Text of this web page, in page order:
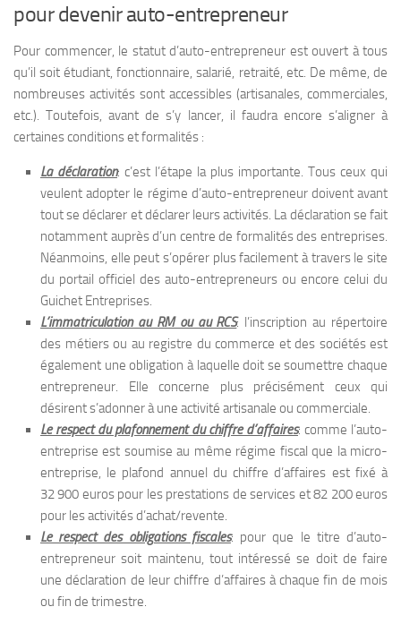
pour devenir auto-entrepreneur
Pour commencer, le statut d’auto-entrepreneur est ouvert à tous
qu’il soit étudiant, fonctionnaire, salarié, retraité, etc. De même, de
nombreuses activités sont accessibles (artisanales, commerciales,
etc.). Toutefois, avant de s’y lancer, il faudra encore s’aligner à
certaines conditions et formalités :
La déclaration: c’est l’étape la plus importante. Tous ceux qui
veulent adopter le régime d’auto-entrepreneur doivent avant
tout se déclarer et déclarer leurs activités. La déclaration se fait
notamment auprès d’un centre de formalités des entreprises.
Néanmoins, elle peut s’opérer plus facilement à travers le site
du portail officiel des auto-entrepreneurs ou encore celui du
Guichet Entreprises.
L’immatriculation au RM ou au RCS: l’inscription au répertoire
des métiers ou au registre du commerce et des sociétés est
également une obligation à laquelle doit se soumettre chaque
entrepreneur. Elle concerne plus précisément ceux qui
désirent s’adonner à une activité artisanale ou commerciale.
Le respect du plafonnement du chiffre d’affaires: comme l’auto-
entreprise est soumise au même régime fiscal que la micro-
entreprise, le plafond annuel du chiffre d’affaires est fixé à
32 900 euros pour les prestations de services et 82 200 euros
pour les activités d’achat/revente.
Le respect des obligations fiscales: pour que le titre d’auto-
entrepreneur soit maintenu, tout intéressé se doit de faire
une déclaration de leur chiffre d’affaires à chaque fin de mois
ou fin de trimestre.